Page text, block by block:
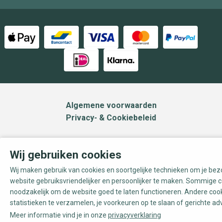
Algemene voorwaarden
Privacy- & Cookiebeleid
Wij gebruiken cookies
Wij maken gebruik van cookies en soortgelijke technieken om je
website gebruiksvriendelijker en persoonlijker te maken. Sommige
noodzakelijk om de website goed te laten functioneren. Andere
statistieken te verzamelen, je voorkeuren op te slaan of gerichte
Meer informatie vind je in onze privacyverklaring